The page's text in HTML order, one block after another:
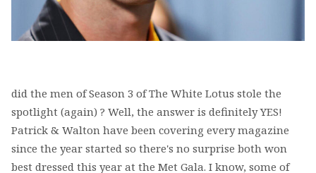
did the men of Season 3 of The White Lotus stole the
spotlight (again) ? Well, the answer is definitely YES!
Patrick & Walton have been covering every magazine
since the year started so there's no surprise both won
best dressed this year at the Met Gala. I know, some of